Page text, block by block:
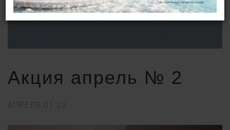
Акция апрель № 2
АПРЕЛЯ 01 23